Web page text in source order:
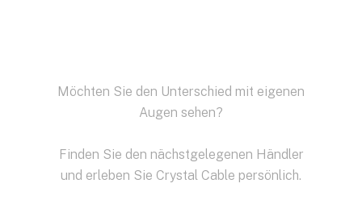
Möchten Sie den Unterschied mit eigenen
Augen sehen?
Finden Sie den nächstgelegenen Händler
und erleben Sie Crystal Cable persönlich.